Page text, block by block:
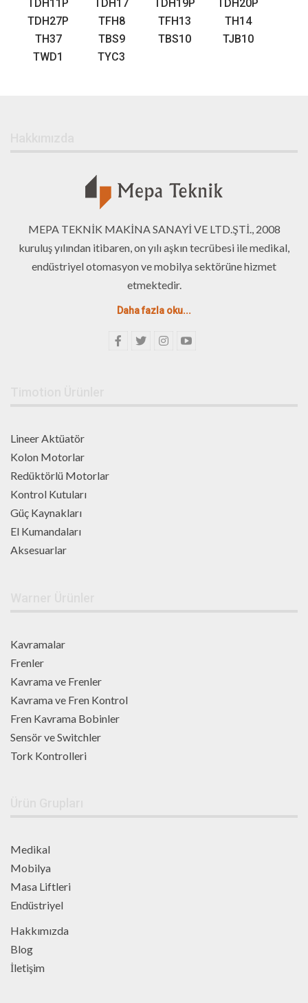
TDH11P
TDH17 TDH19P
TDH20P
TDH27P
TFH8 TFH13
TH14
TH37
TBS9 TBS10
TJB10
TWD1
TYC3
MEPA TEKNİK MAKİNA SANAYİ VE LTD.ŞTİ., 2008
kuruluş yılından itibaren, on yılı aşkın tecrübesi ile medikal,
endüstriyel otomasyon ve mobilya sektörüne hizmet
etmektedir.
Daha fazla oku...
Lineer Aktüatör
Kolon Motorlar
Redüktörlü Motorlar
Kontrol Kutuları
Güç Kaynakları
El Kumandaları
Aksesuarlar
Kavramalar
Frenler
Kavrama ve Frenler
Kavrama ve Fren Kontrol
Fren Kavrama Bobinler
Sensör ve Switchler
Tork Kontrolleri
Medikal
Mobilya
Masa Liftleri
Endüstriyel
Hakkımızda
Blog
İletişim